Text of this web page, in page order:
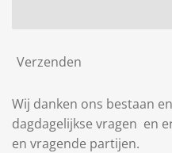
Verzenden
Wij danken ons bestaan
dagdagelijkse vragen en
en vragende partijen.